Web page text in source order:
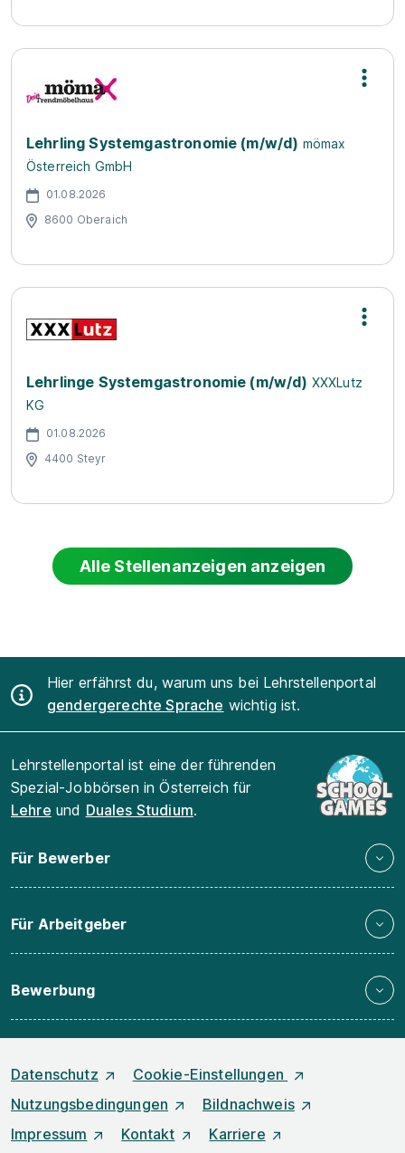
Lehrling Systemgastronomie (m/w/d) mömax
Österreich GmbH
01.08.2026
8600 Oberaich
Lehrlinge Systemgastronomie (m/w/d) XXXLutz
KG
01.08.2026
4400 Steyr
Alle Stellenanzeigen anzeigen
Hier erfährst du, warum uns bei Lehrstellenportal
gendergerechte Sprache wichtig ist.
Lehrstellenportal ist eine der führenden
Spezial-Jobbörsen in Österreich für
Lehre und Duales Studium.
Für Bewerber
Für Arbeitgeber
Bewerbung
Datenschutz
Cookie-Einstellungen
Nutzungsbedingungen
Bildnachweis
Impressum
Kontakt Karriere